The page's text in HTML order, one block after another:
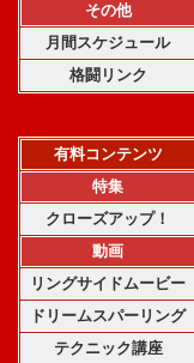
その他
月間スケジュール
格闘リンク
有料コンテンツ
特集
クローズアップ！
動画
リングサイドムービー
ドリームスパーリング
テクニック講座